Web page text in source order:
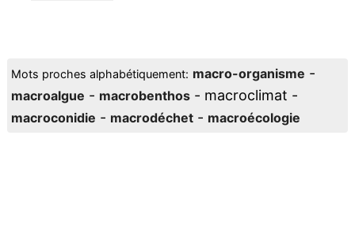
Mots proches alphabétiquement: macro-organisme -
macroalgue - macrobenthos- macroclimat -
macroconidie - macrodéchet- macroécologie